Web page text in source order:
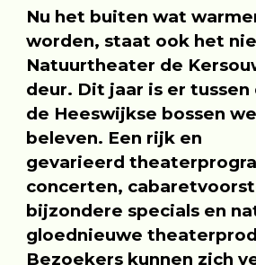
Nu het buiten wat
worden, staat ook het
Natuurtheater de
deur. Dit jaar is er tussen
de Heeswijkse bossen
beleven. Een rijk en
gevarieerd
concerten,
bijzondere specials en
gloednieuwe
Bezoekers kunnen zich